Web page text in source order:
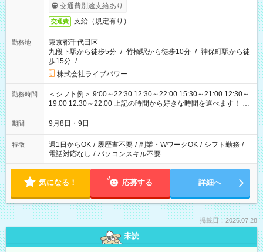
交通費別途支給あり
交通費 支給（規定有り）
勤務地
東京都千代田区
九段下駅から徒歩5分 / 竹橋駅から徒歩10分 / 神保町駅から徒
歩15分 / …
株式会社ライブパワー
勤務時間
＜シフト例＞ 9:00～22:30 12:30～22:00 15:30～21:00 12:30～
19:00 12:30～22:00 上記の時間から好きな時間を選べます！ ※
時間は変更となる可能性があります
期間 9月8日・9日
特徴 週1日からOK / 履歴書不要 / 副業・WワークOK / シフト勤務 /
電話対応なし / パソコンスキル不要
気になる！ 応募する 詳細へ
掲載日：2026.07.28
未読